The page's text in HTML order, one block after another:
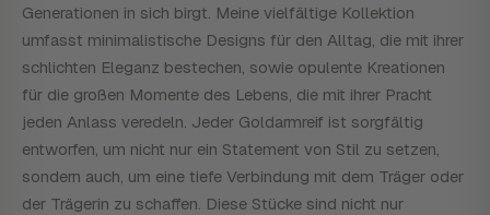
Generationen in sich birgt. Meine vielfältige Kollektion
umfasst minimalistische Designs für den Alltag, die mit ihrer
schlichten Eleganz bestechen, sowie opulente Kreationen
für die großen Momente des Lebens, die mit ihrer Pracht
jeden Anlass veredeln. Jeder Goldarmreif ist sorgfältig
entworfen, um nicht nur ein Statement von Stil zu setzen,
sondern auch, um eine tiefe Verbindung mit dem Träger oder
der Trägerin zu schaffen. Diese Stücke sind nicht nur